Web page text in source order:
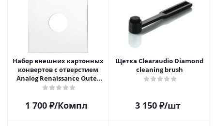
Набор внешних картонных
конвертов с отверстием
Analog Renaissance Оuter
Carton Jacket, 10шт, AR-
1 700 ₽/Компл
Щетка Clearaudio Diamond
cleaning brush
3 150₽/шт